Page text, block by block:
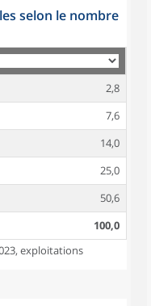
selon le nombre
2,8
7,6
14,0
25,0
50,6
100,0
exploitations